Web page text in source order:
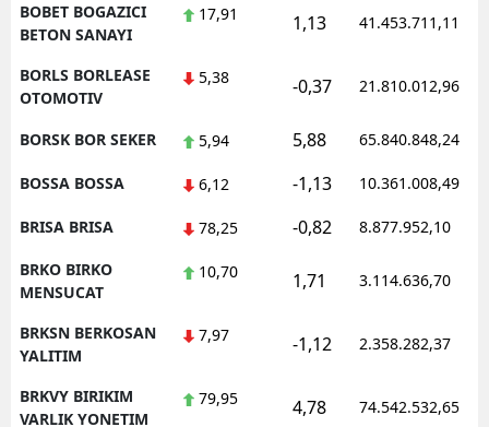
BOBET BOGAZICI
BETON SANAYI
17,91 1,13 41.453.711,11
BORLS BORLEASE
OTOMOTIV
5,38 -0,37 21.810.012,96
BORSK BOR SEKER 5,94 5,88 65.840.848,24
BOSSA BOSSA 6,12 -1,13 10.361.008,49
BRISA BRISA 78,25 -0,82 8.877.952,10
BRKO BIRKO
MENSUCAT
10,70 1,71 3.114.636,70
BRKSN BERKOSAN
YALITIM
7,97 -1,12 2.358.282,37
BRKVY BIRIKIM
VARLIK YONETIM
79,95 4,78 74.542.532,65